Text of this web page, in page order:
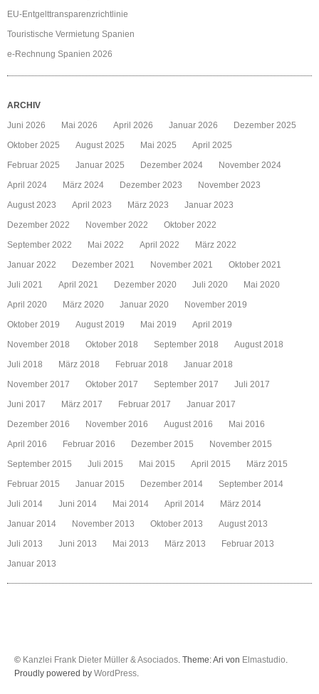
EU-Entgelttransparenzrichtlinie
Touristische Vermietung Spanien
e-Rechnung Spanien 2026
ARCHIV
Juni 2026
Mai 2026 April 2026 Januar 2026
Dezember 2025
Oktober 2025
August 2025 Mai 2025
April 2025
Februar 2025
Januar 2025 Dezember 2024
November 2024
April 2024
März 2024 Dezember 2023
November 2023
August 2023
April 2023 März 2023
Januar 2023
Dezember 2022
November 2022
Oktober 2022
September 2022
Mai 2022 April 2022
März 2022
Januar 2022
Dezember 2021 November 2021
Oktober 2021
Juli 2021
April 2021 Dezember 2020 Juli 2020
Mai 2020
April 2020
März 2020 Januar 2020
November 2019
Oktober 2019
August 2019 Mai 2019
April 2019
November 2018
Oktober 2018 September 2018
August 2018
Juli 2018
März 2018 Februar 2018
Januar 2018
November 2017
Oktober 2017 September 2017
Juli 2017
Juni 2017
März 2017 Februar 2017
Januar 2017
Dezember 2016
November 2016 August 2016
Mai 2016
April 2016
Februar 2016 Dezember 2015
November 2015
September 2015
Juli 2015 Mai 2015 April 2015
März 2015
Februar 2015
Januar 2015 Dezember 2014
September 2014
Juli 2014
Juni 2014 Mai 2014 April 2014
März 2014
Januar 2014
November 2013 Oktober 2013
August 2013
Juli 2013
Juni 2013 Mai 2013 März 2013
Februar 2013
Januar 2013
© Kanzlei Frank Dieter Müller & Asociados. Theme: Ari von Elmastudio.
Proudly powered by WordPress.